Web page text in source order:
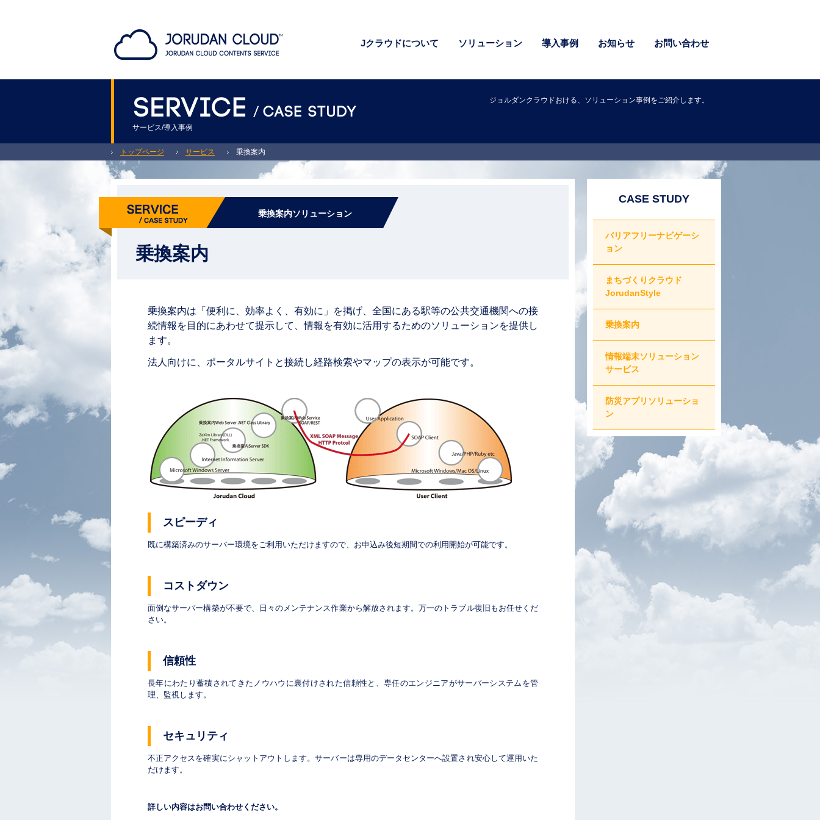
Jクラウドについて ソリューション 導入事例 お知らせ お問い合わせ
サービス/導入事例
ジョルダンクラウドおける、ソリューション事例をご紹介します。
トップページ サービス 乗換案内
乗換案内ソリューション
乗換案内
乗換案内は「便利に、効率よく、有効に」を掲げ、全国にある駅等の公共交通機関への接
続情報を目的にあわせて提示して、情報を有効に活用するためのソリューションを提供し
ます。
法人向けに、ポータルサイトと接続し経路検索やマップの表示が可能です。
スピーディ
既に構築済みのサーバー環境をご利用いただけますので、お申込み後短期間での利用開始が可能です。
コストダウン
面倒なサーバー構築が不要で、日々のメンテナンス作業から解放されます。万一のトラブル復旧もお任せくだ
さい。
信頼性
長年にわたり蓄積されてきたノウハウに裏付けされた信頼性と、専任のエンジニアがサーバーシステムを管
理、監視します。
セキュリティ
不正アクセスを確実にシャットアウトします。サーバーは専用のデータセンターへ設置され安心して運用いた
だけます。
詳しい内容はお問い合わせください。
CASE STUDY
バリアフリーナビゲーシ
ョン
まちづくりクラウド
JorudanStyle
乗換案内
情報端末ソリューション
サービス
防災アプリソリューショ
ン